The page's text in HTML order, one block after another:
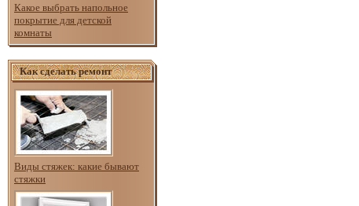
Какое выбрать напольное
покрытие для детской
комнаты
Как сделать ремонт
Виды стяжек: какие бывают
стяжки